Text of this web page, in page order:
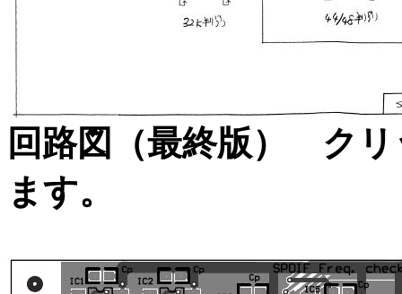
回路図（最終版） クリ
ます。